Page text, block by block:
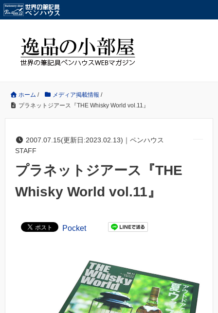
ホーム / メディア掲載情報 /
プラネットジアース『THE Whisky World vol.11』
2007.07.15(更新日:2023.02.13)｜ペンハウス
STAFF
プラネットジアース『THE
Whisky World vol.11』
Pocket